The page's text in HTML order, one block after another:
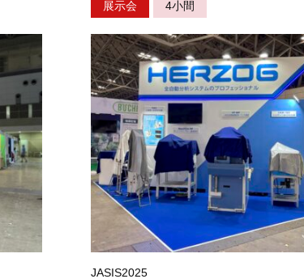
展示会 4小間
JASIS2025